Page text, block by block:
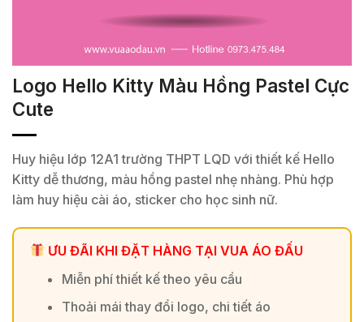
Logo Hello Kitty Màu Hồng Pastel Cực
Cute
Huy hiệu lớp 12A1 trường THPT LQD với thiết kế Hello
Kitty dễ thương, màu hồng pastel nhẹ nhàng. Phù hợp
làm huy hiệu cài áo, sticker cho học sinh nữ.
ƯU ĐÃI KHI ĐẶT HÀNG TẠI VUA ÁO ĐẤU
Miễn phí thiết kế theo yêu cầu
Thoải mái thay đổi logo, chi tiết áo